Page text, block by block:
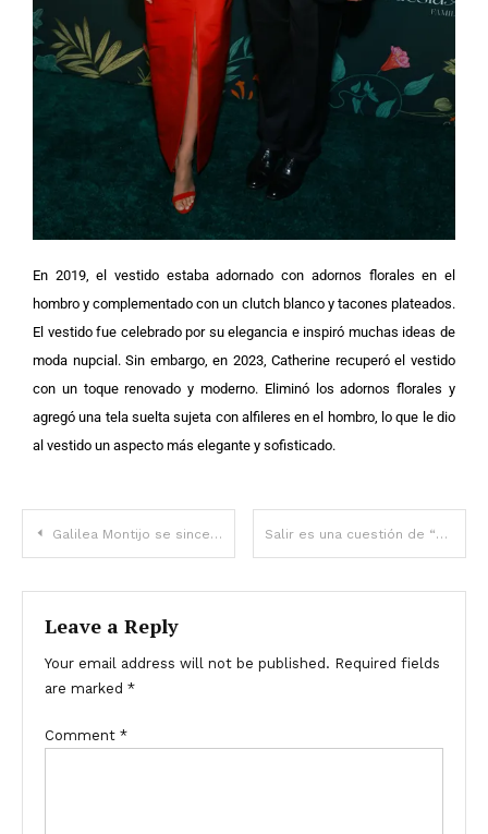
En 2019, el vestido estaba adornado con adornos florales en el
hombro y complementado con un clutch blanco y tacones plateados.
El vestido fue celebrado por su elegancia e inspiró muchas ideas de
moda nupcial. Sin embargo, en 2023, Catherine recuperó el vestido
con un toque renovado y moderno. Eliminó los adornos florales y
agregó una tela suelta sujeta con alfileres en el hombro, lo que le dio
al vestido un aspecto más elegante y sofisticado.
Galilea Montijo se sincera sobre el impacto del huracán John en su familia Salir es una cuestión de “vida o muerte”: cómo prepararse para incendios, fugas de gas y otros peligros que podría traer el huracán Milton
Leave a Reply
Your email address will not be published. Required fields
are marked *
Comment *